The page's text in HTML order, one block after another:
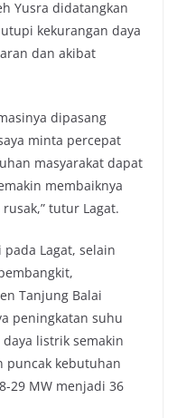
Yusra didatangkan
kekurangan daya
dan akibat
dipasang
minta percepat
masyarakat dapat
membaiknya
tutur Lagat.
Lagat, selain
Tanjung Balai
peningkatan suhu
listrik semakin
puncak kebutuhan
29 MW menjadi 36